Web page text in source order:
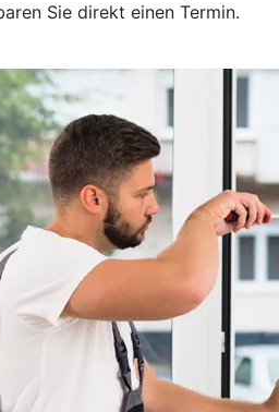
Sie direkt einen Termin.